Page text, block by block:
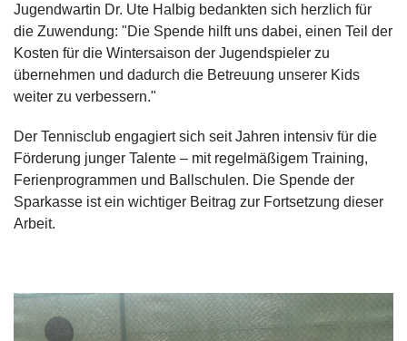
Jugendwartin Dr. Ute Halbig bedankten sich herzlich für
die Zuwendung: "Die Spende hilft uns dabei, einen Teil der
Kosten für die Wintersaison der Jugendspieler zu
übernehmen und dadurch die Betreuung unserer Kids
weiter zu verbessern."
Der Tennisclub engagiert sich seit Jahren intensiv für die
Förderung junger Talente – mit regelmäßigem Training,
Ferienprogrammen und Ballschulen. Die Spende der
Sparkasse ist ein wichtiger Beitrag zur Fortsetzung dieser
Arbeit.